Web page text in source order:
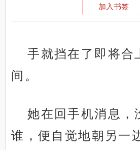
加入书签
手就挡在了即将合
间。
她在回手机消息，
谁，便自觉地朝另一